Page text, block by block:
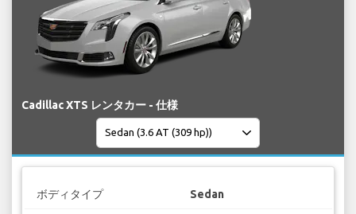
Cadillac XTS レンタカー - 仕様
ボディタイプ Sedan